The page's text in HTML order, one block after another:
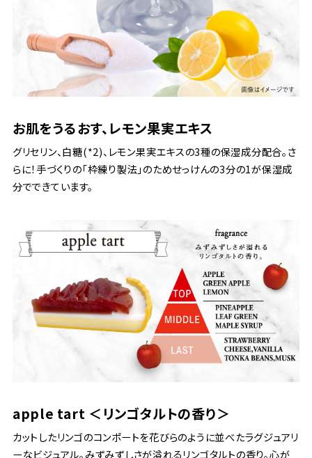
お肌をうるおす、レモン果実エキス
グリセリン、白糖(*2)、レモン果実エキスの3種の保湿成分配合。さ
らに！手づくりの「枠練り製法」のためせっけんの3分の1が保湿成
分でできています。
apple tart ＜リンゴタルトの香り＞
カットしたリンゴのコンポートを花びらのように並べたラグジュアリ
ーなビジュアル。みずみずしさが溢れるリンゴタルトの香り。心が